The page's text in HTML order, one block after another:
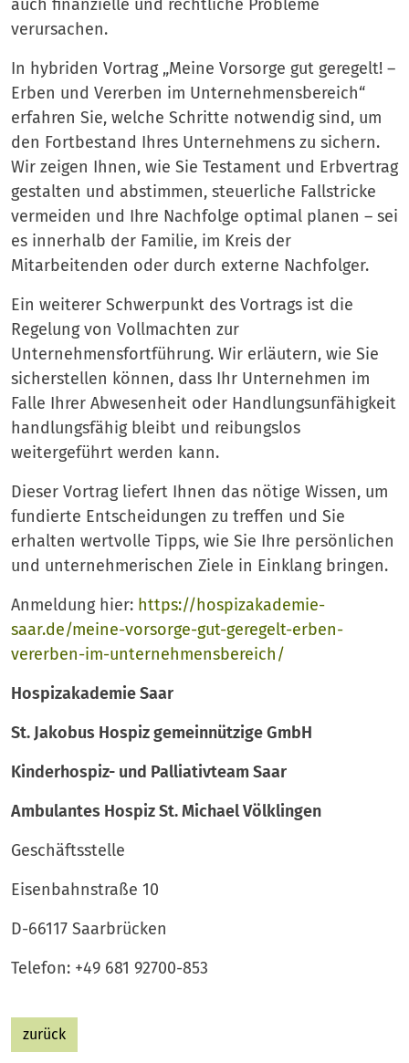
auch finanzielle und rechtliche Probleme
verursachen.
In hybriden Vortrag „Meine Vorsorge gut geregelt! –
Erben und Vererben im Unternehmensbereich“
erfahren Sie, welche Schritte notwendig sind, um
den Fortbestand Ihres Unternehmens zu sichern.
Wir zeigen Ihnen, wie Sie Testament und Erbvertrag
gestalten und abstimmen, steuerliche Fallstricke
vermeiden und Ihre Nachfolge optimal planen – sei
es innerhalb der Familie, im Kreis der
Mitarbeitenden oder durch externe Nachfolger.
Ein weiterer Schwerpunkt des Vortrags ist die
Regelung von Vollmachten zur
Unternehmensfortführung. Wir erläutern, wie Sie
sicherstellen können, dass Ihr Unternehmen im
Falle Ihrer Abwesenheit oder Handlungsunfähigkeit
handlungsfähig bleibt und reibungslos
weitergeführt werden kann.
Dieser Vortrag liefert Ihnen das nötige Wissen, um
fundierte Entscheidungen zu treffen und Sie
erhalten wertvolle Tipps, wie Sie Ihre persönlichen
und unternehmerischen Ziele in Einklang bringen.
Anmeldung hier: https://hospizakademie-
saar.de/meine-vorsorge-gut-geregelt-erben-
vererben-im-unternehmensbereich/
Hospizakademie Saar
St. Jakobus Hospiz gemeinnützige GmbH
Kinderhospiz- und Palliativteam Saar
Ambulantes Hospiz St. Michael Völklingen
Geschäftsstelle
Eisenbahnstraße 10
D-66117 Saarbrücken
Telefon: +49 681 92700-853
zurück